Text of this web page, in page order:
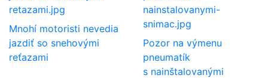
Mnohí motoristi nevedia
jazdiť so snehovými
reťazami
Pozor na výmenu
pneumatík
s nainštalovanými